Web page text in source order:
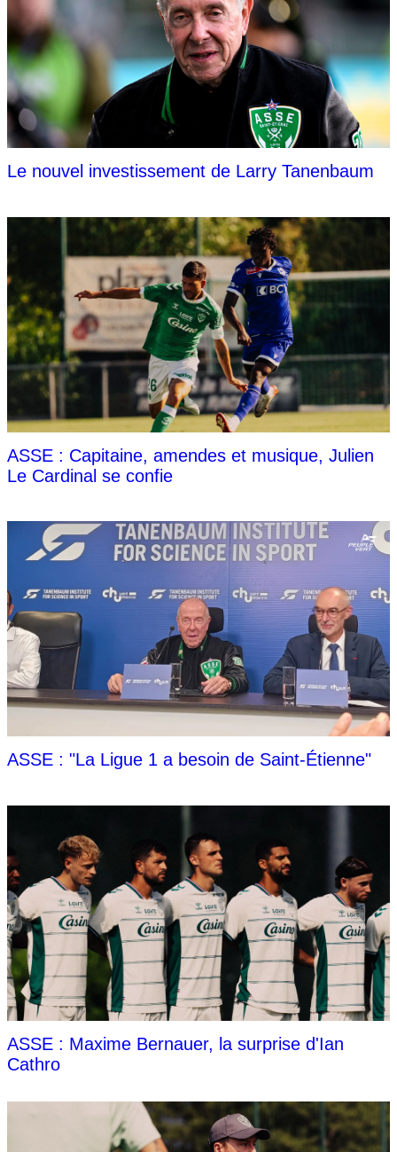
Le nouvel investissement de Larry Tanenbaum
ASSE : Capitaine, amendes et musique, Julien
Le Cardinal se confie
ASSE : "La Ligue 1 a besoin de Saint-Étienne"
ASSE : Maxime Bernauer, la surprise d'Ian
Cathro